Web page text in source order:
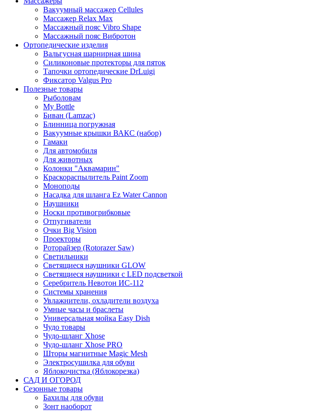
Вакуумный массажер Cellules
Массажер Relax Max
Массажный пояс Vibro Shape
Массажный пояс Вибротон
Ортопедические изделия
Вальгусная шарнирная шина
Силиконовые протекторы для пяток
Тапочки ортопедические DrLuigi
Фиксатор Valgus Pro
Полезные товары
Рыболовам
My Bottle
Биван (Lamzac)
Блинница погружная
Вакуумные крышки ВАКС (набор)
Гамаки
Для автомобиля
Для животных
Колонки "Аквамарин"
Краскораспылитель Paint Zoom
Моноподы
Насадка для шланга Ez Water Cannon
Наушники
Носки противогрибковые
Отпугиватели
Очки Big Vision
Проекторы
Роторайзер (Rotorazer Saw)
Светильники
Светящиеся наушники GLOW
Светящиеся наушники с LED подсветкой
Серебритель Невотон ИС-112
Системы хранения
Увлажнители, охладители воздуха
Умные часы и браслеты
Универсальная мойка Easy Dish
Чудо товары
Чудо-шланг Xhose
Чудо-шланг Xhose PRO
Шторы магнитные Magic Mesh
Электросушилка для обуви
Яблокочистка (Яблокорезка)
САД И ОГОРОД
Сезонные товары
Бахилы для обуви
Зонт наоборот